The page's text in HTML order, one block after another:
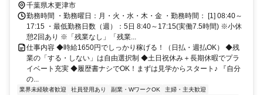
千葉県木更津市
勤務時間 ・勤務曜日：月・火・水・木・金 ・勤務時間： [1] 08:40～
17:15 ・最低勤務日数（週）：5日 8:40～17:15(実働7.5時間) ※小休
憩2回あり ※「残業なし」「残業...
仕事内容 ◆時給1650円でしっかり稼げる！（日払・週払OK） ◆残
業の「する・しない」は自由選択制 ◆土日祝休み＋長期休暇でプラ
イベート充実 ◆履歴書ナシでOK！まずは見学からスタート♪ 『自分
の...
業界未経験者歓迎 社員登用あり 副業・WワークOK
主婦・主夫歓迎